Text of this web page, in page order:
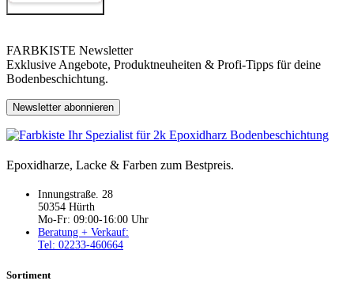
FARBKISTE Newsletter
Exklusive Angebote, Produktneuheiten & Profi-Tipps für deine
Bodenbeschichtung.
Newsletter abonnieren
Epoxidharze, Lacke & Farben zum Bestpreis.
Innungstraße. 28
50354 Hürth
Mo-Fr: 09:00-16:00 Uhr
Beratung + Verkauf:
Tel: 02233-460664
Sortiment